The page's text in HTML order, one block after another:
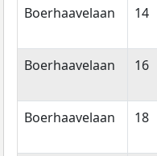
Boerhaavelaan 14
Boerhaavelaan 16
Boerhaavelaan 18